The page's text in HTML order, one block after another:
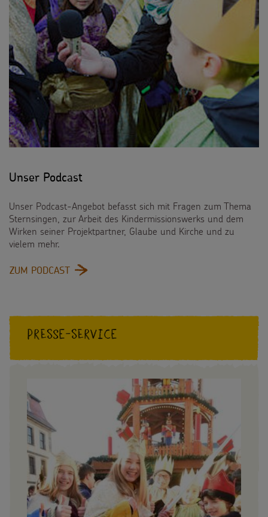
Unser Podcast
Unser Podcast-Angebot befasst sich mit Fragen zum Thema
Sternsingen, zur Arbeit des Kindermissionswerks und dem
Wirken seiner Projektpartner, Glaube und Kirche und zu
vielem mehr.
ZUM PODCAST :
Presse-Service